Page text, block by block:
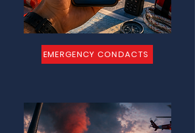
EMERGENCY CONDACTS